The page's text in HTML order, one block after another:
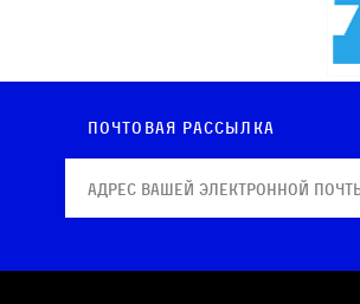
Почтовая рассылка